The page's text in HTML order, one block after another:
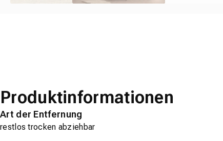
Produktinformationen
Art der Entfernung
restlos trocken abziehbar